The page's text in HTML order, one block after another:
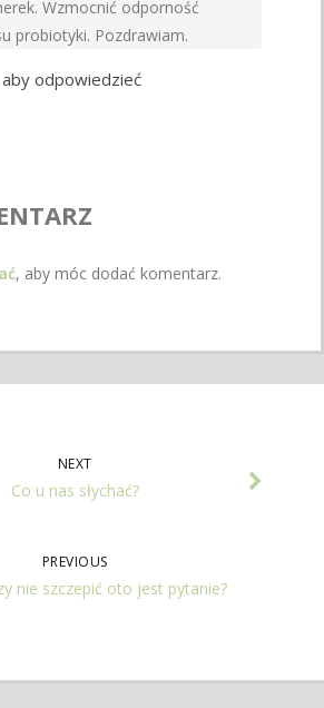
Wzmocnić odporność
probiotyki. Pozdrawiam.
odpowiedzieć
, aby móc dodać komentarz.
NEXT
Co u nas słychać?
PREVIOUS
nie szczepić oto jest pytanie?